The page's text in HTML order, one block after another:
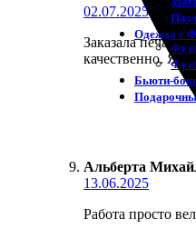
Одежда с
Бьюти-
02.07.2025
Заказала печать
качественно.
Альберта
13.06.2025
Работа просто